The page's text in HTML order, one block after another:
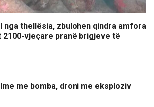
nga thellësia, zbulohen qindra amfora
vjeçare pranë brigjeve të
me bomba, droni me eksploziv